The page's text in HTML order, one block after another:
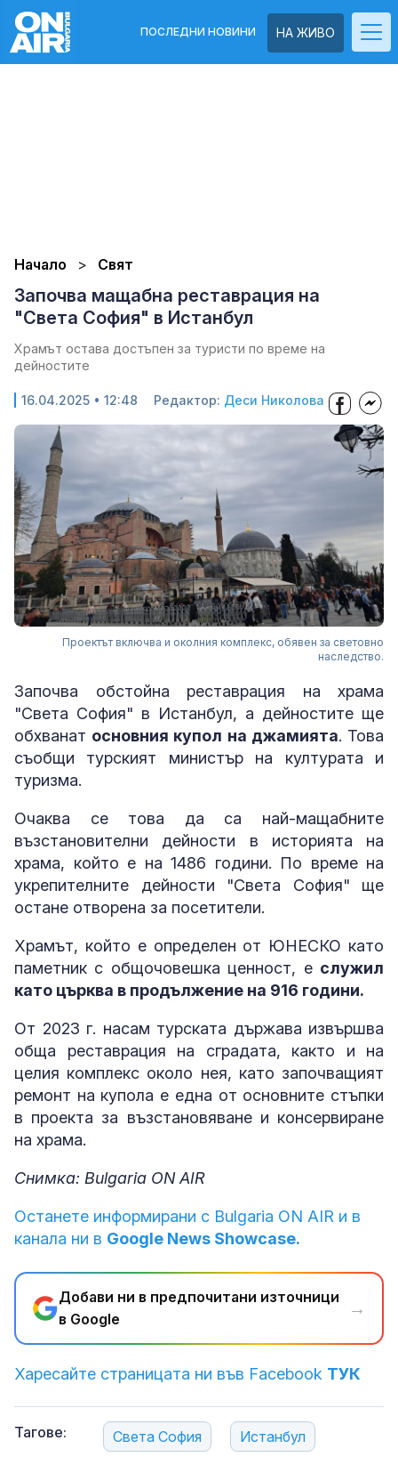
НА ЖИВО
ПОСЛЕДНИ НОВИНИ
Начало Свят
Започва мащабна реставрация на
"Света София" в Истанбул
Храмът остава достъпен за туристи по време на
дейностите
16.04.2025 • 12:48 Редактор: Деси Николова
Проектът включва и околния комплекс, обявен за световно
наследство.
Започва обстойна реставрация на храма
"Света София" в Истанбул, а дейностите ще
обхванат основния купол на джамията. Това
съобщи турският министър на културата и
туризма.
Очаква се това да са най-мащабните
възстановителни дейности в историята на
храма, който е на 1486 години. По време на
укрепителните дейности "Света София" ще
остане отворена за посетители.
Храмът, който е определен от ЮНЕСКО като
паметник с общочовешка ценност, е служил
като църква в продължение на 916 години.
От 2023 г. насам турската държава извършва
обща реставрация на сградата, както и на
целия комплекс около нея, като започващият
ремонт на купола е една от основните стъпки
в проекта за възстановяване и консервиране
на храма.
Снимка: Bulgaria ON AIR
Останете информирани с Bulgaria ON AIR и в
канала ни в Google News Showcase.
Добави ни в предпочитани източници
в Google
→
Харесайте страницата ни във Facebook ТУК
Тагове: Света София Истанбул